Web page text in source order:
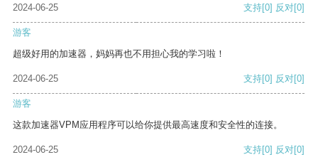
2024-06-25
支持[0] 反对[0]
游客
超级好用的加速器，妈妈再也不用担心我的学习啦！
2024-06-25 支持[0] 反对[0]
游客
这款加速器VPM应用程序可以给你提供最高速度和安全性的连接。
2024-06-25 支持[0] 反对[0]